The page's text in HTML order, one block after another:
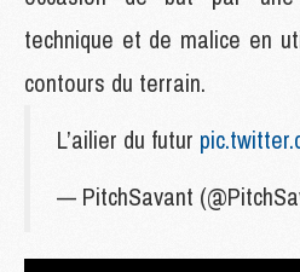
technique et de malice en
contours du terrain.
L’ailier du futur
— PitchSavant